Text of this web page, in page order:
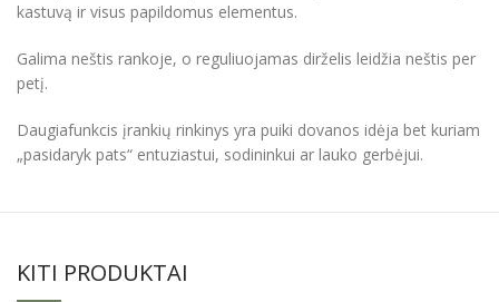
kastuvą ir visus papildomus elementus.
Galima neštis rankoje, o reguliuojamas dirželis leidžia neštis per
petį.
Daugiafunkcis įrankių rinkinys yra puiki dovanos idėja bet kuriam
„pasidaryk pats“ entuziastui, sodininkui ar lauko gerbėjui.
KITI PRODUKTAI